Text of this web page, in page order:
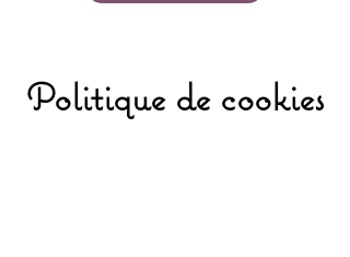
Politique de cookies